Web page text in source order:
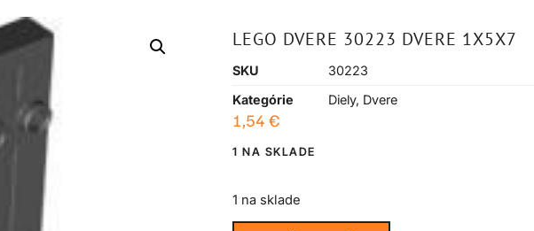
LEGO DVERE 30223 DVERE 1X5X7
SKU
30223
Kategórie
Diely, Dvere
1,54 €
1 NA SKLADE
1 na sklade